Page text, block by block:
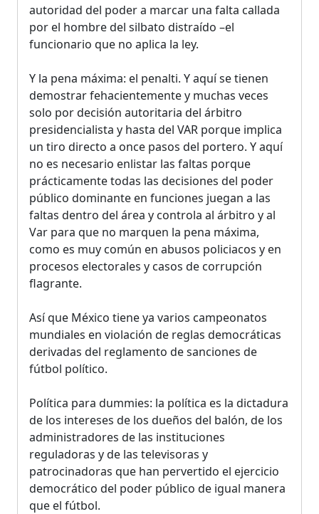
autoridad del poder a marcar una falta callada
por el hombre del silbato distraído –el
funcionario que no aplica la ley.
Y la pena máxima: el penalti. Y aquí se tienen
demostrar fehacientemente y muchas veces
solo por decisión autoritaria del árbitro
presidencialista y hasta del VAR porque implica
un tiro directo a once pasos del portero. Y aquí
no es necesario enlistar las faltas porque
prácticamente todas las decisiones del poder
público dominante en funciones juegan a las
faltas dentro del área y controla al árbitro y al
Var para que no marquen la pena máxima,
como es muy común en abusos policiacos y en
procesos electorales y casos de corrupción
flagrante.
Así que México tiene ya varios campeonatos
mundiales en violación de reglas democráticas
derivadas del reglamento de sanciones de
fútbol político.
Política para dummies: la política es la dictadura
de los intereses de los dueños del balón, de los
administradores de las instituciones
reguladoras y de las televisoras y
patrocinadoras que han pervertido el ejercicio
democrático del poder público de igual manera
que el fútbol.